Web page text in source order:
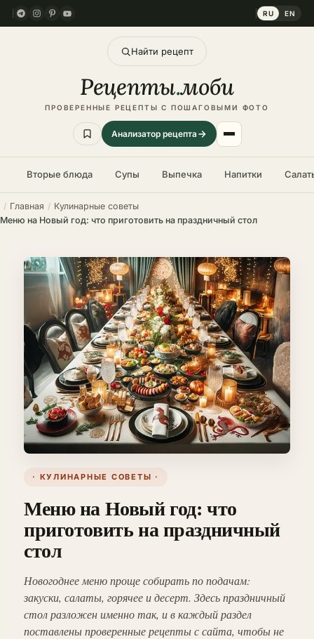
RU EN
Найти рецепт
Рецепты.моби
ПРОВЕРЕННЫЕ РЕЦЕПТЫ С ПОШАГОВЫМИ ФОТО
Анализатор рецепта
Вторые блюда Супы Выпечка Напитки
Главная
Кулинарные советы
Меню на Новый год: что приготовить на праздничный стол
· КУЛИНАРНЫЕ СОВЕТЫ ·
Меню на Новый год: что
приготовить на праздничный
стол
Новогоднее меню проще собирать по подачам:
закуски, салаты, горячее и десерт. Здесь праздничный
стол разложен именно так, и в каждый раздел
поставлены проверенные рецепты с сайта, чтобы не